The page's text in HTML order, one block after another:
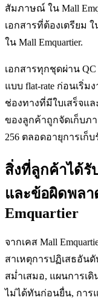
สัมภาษณ์ ใน Mall
เอกสารที่ต้องเตรียม ใ
ใน Mall Emquartier.
เอกสารทุกชุดผ่าน
แบบ flat-rate ก่อนเริ่
ช่องทางที่มีใบเสร็จแ
ของลูกค้าถูกจัดเก็บภา
256 ตลอดอายุการเก็
สิ่งที่ลูกค้าได้รั
และข้อผิดพล
Emquartier
จากเคส Mall
สาเหตุการปฏิเสธอัน
สม่ำเสมอ, แผนการเ
ไม่ได้ทันก่อนยื่น, การ